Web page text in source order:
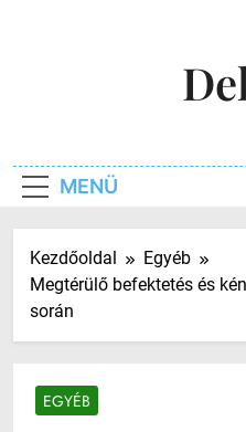
MENÜ
Kezdőoldal
Egyéb
Megtérülő befektetés és
során
EGYÉB